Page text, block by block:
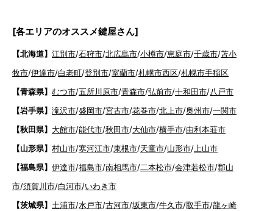
[各エリアのオススメ鍵屋さん]
【北海道】 江別市/石狩市/北広島市/小樽市/恵庭市/千歳市/苫小
牧市/伊達市/白老町/登別市/室蘭市/札幌市西区/札幌市手稲区
【青森県】 むつ市/五所川原市/青森市/弘前市/十和田市/八戸市
【岩手県】 滝沢市/盛岡市/宮古市/花巻市/北上市/奥州市/一関市
【秋田県】 大館市/能代市/秋田市/大仙市/横手市/由利本荘市
【山形県】 村山市/寒河江市/東根市/天童市/山形市/ 上山市
【福島県】 伊達市/福島市/南相馬市/二本松市/会津若松市/郡山
市/須賀川市/白河市/いわき市
【茨城県】 土浦市/水戸市/古河市/坂東市/牛久市/取手市/龍ヶ崎